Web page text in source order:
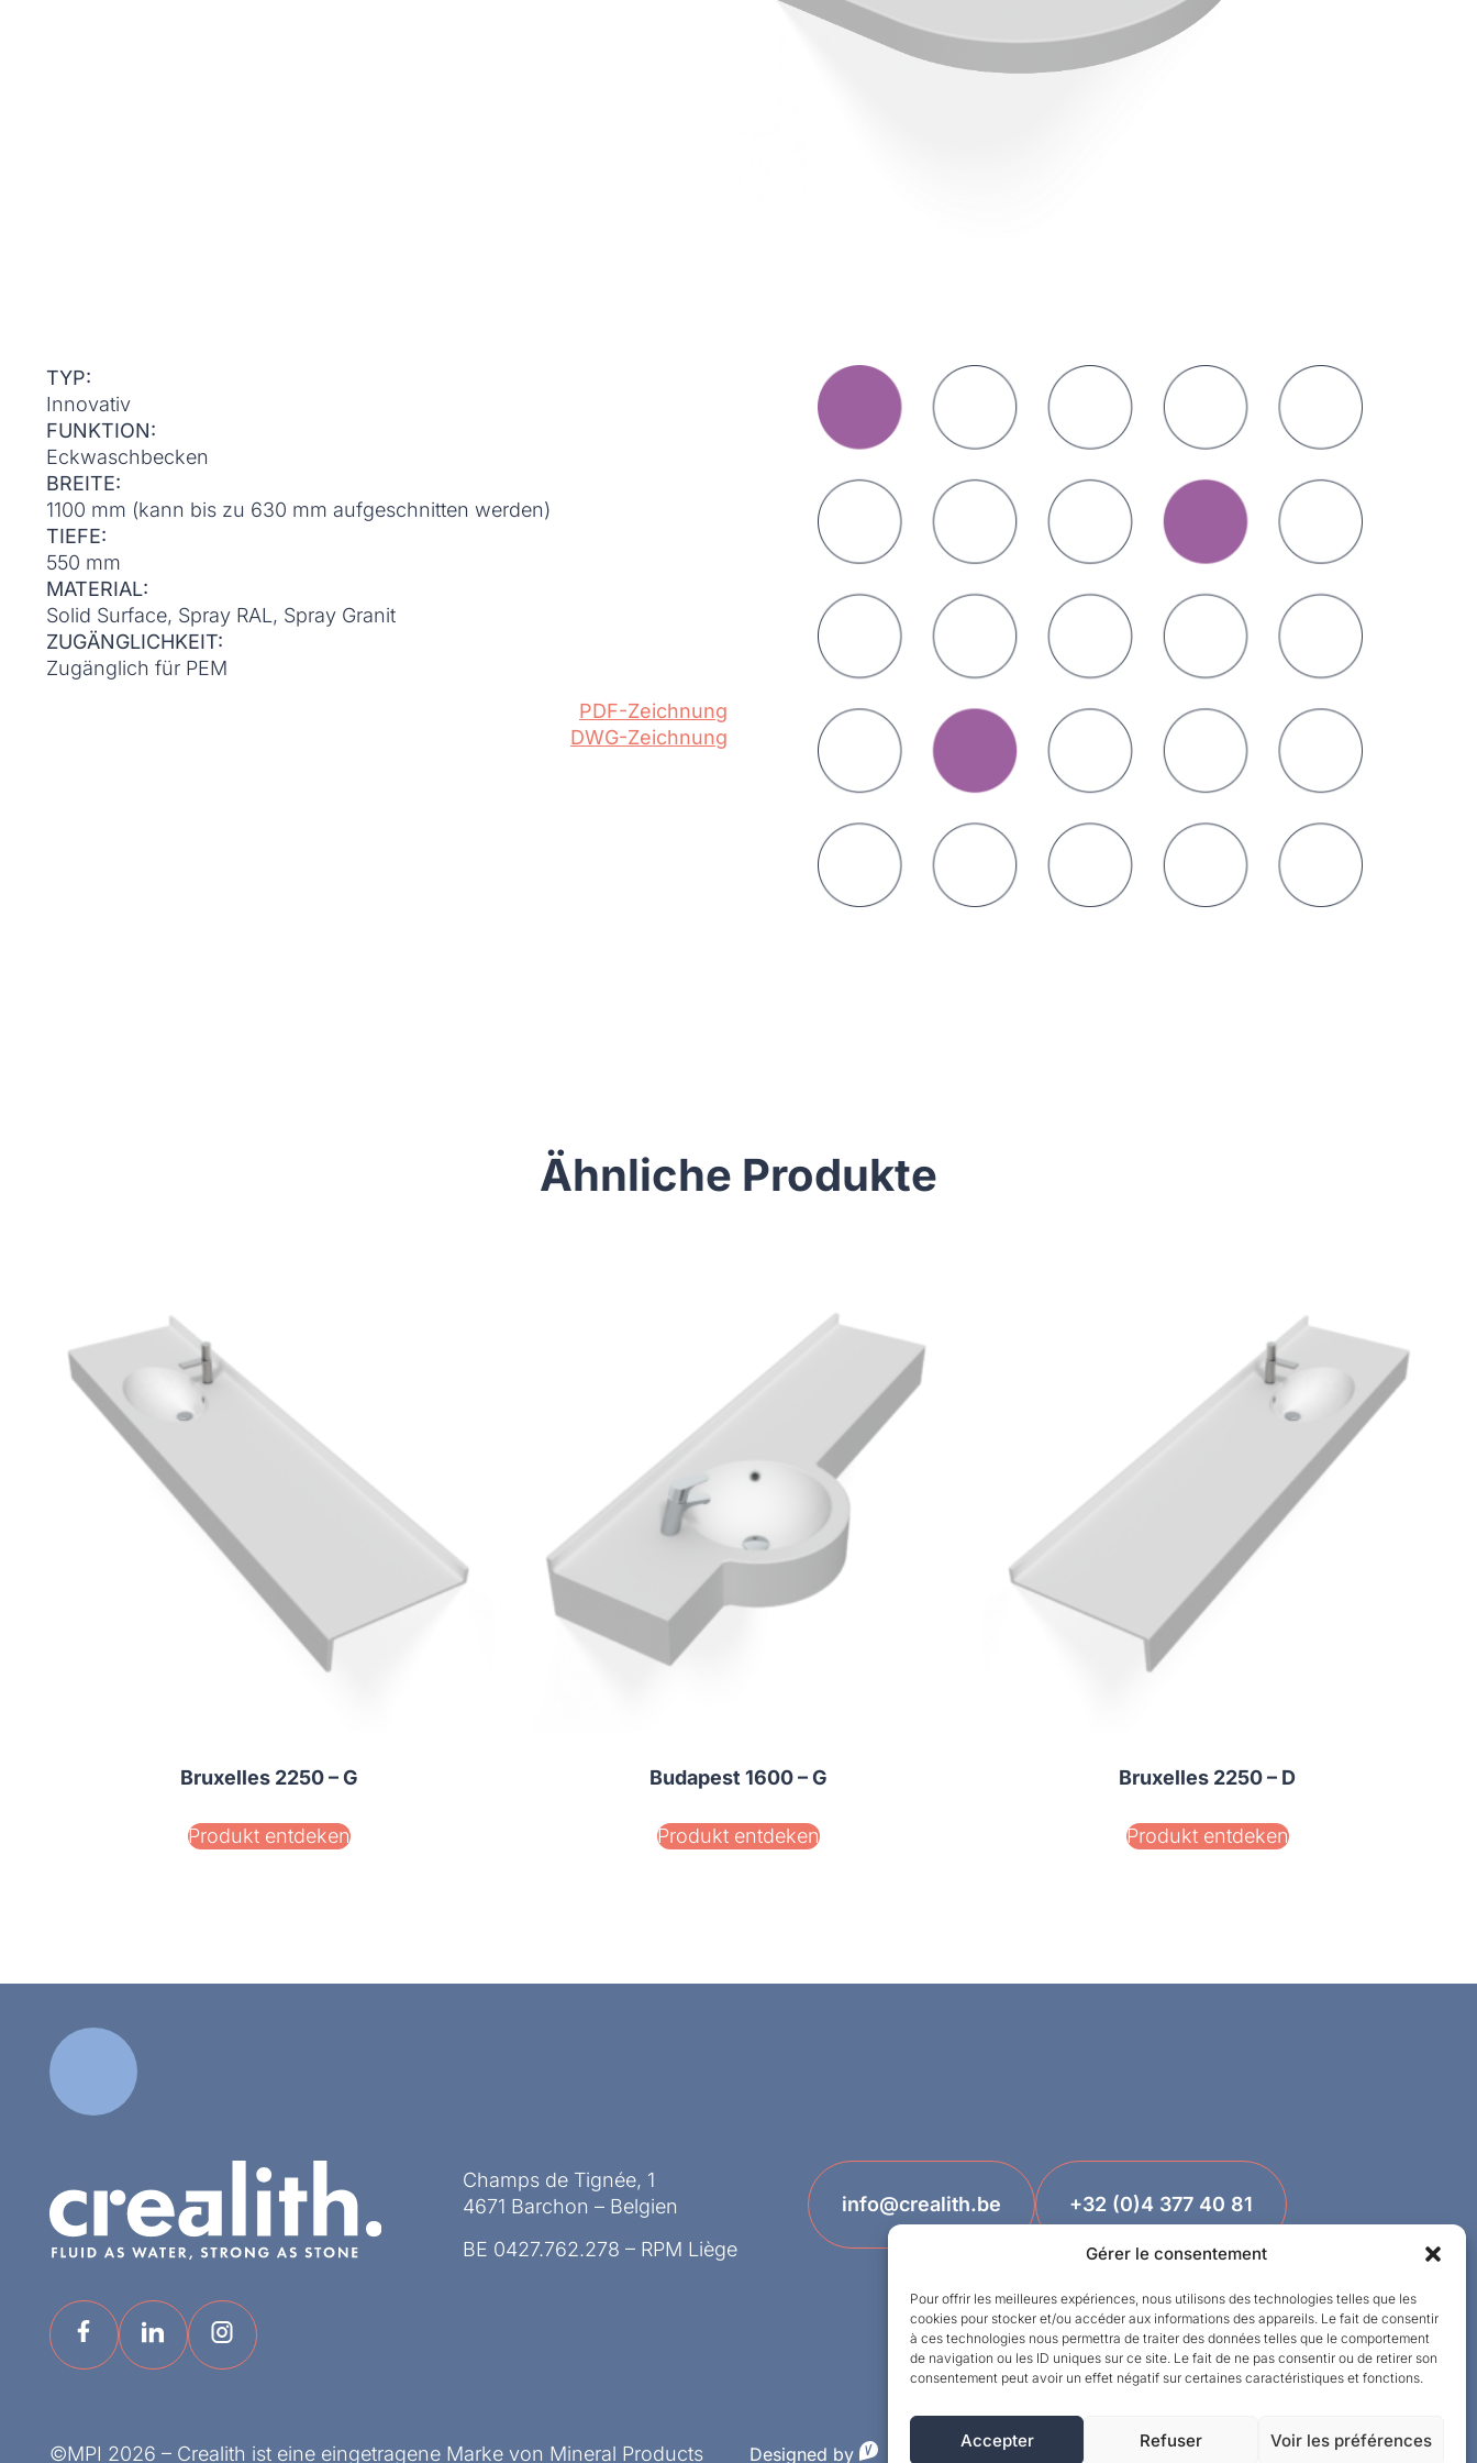
Gérer le consentement
Pour offrir les meilleures expériences, nous utilisons des technologies telles que les
cookies pour stocker et/ou accéder aux informations des appareils. Le fait de consentir
à ces technologies nous permettra de traiter des données telles que le comportement
de navigation ou les ID uniques sur ce site. Le fait de ne pas consentir ou de retirer son
consentement peut avoir un effet négatif sur certaines caractéristiques et fonctions.
Accepter Refuser Voir les préférences
TYP:
Innovativ
FUNKTION:
Eckwaschbecken
BREITE:
1100 mm (kann bis zu 630 mm aufgeschnitten werden)
TIEFE:
550 mm
MATERIAL:
Solid Surface, Spray RAL, Spray Granit
ZUGÄNGLICHKEIT:
Zugänglich für PEM
PDF-Zeichnung
DWG-Zeichnung
Ähnliche Produkte
Bruxelles 2250 – G
Produkt entdeken
Budapest 1600 – G
Produkt entdeken
Bruxelles 2250 – D
Produkt entdeken
Champs de Tignée, 1
4671 Barchon – Belgien
BE 0427.762.278 – RPM Liège
info@crealith.be +32 (0)4 377 40 81
©MPI 2026 – Crealith ist eine eingetragene Marke von Mineral Products Designed by